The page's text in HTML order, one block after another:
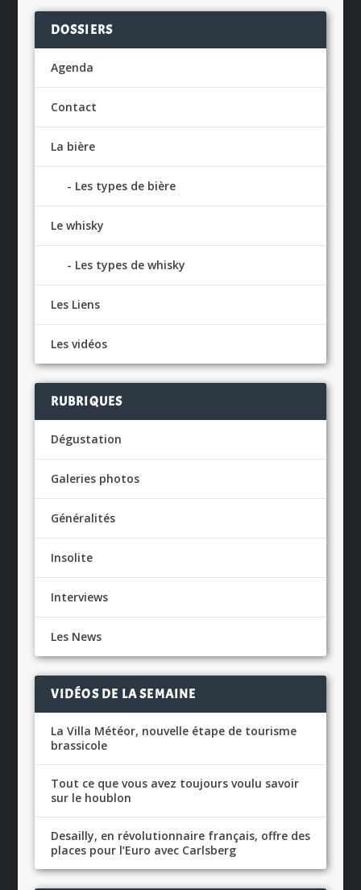
DOSSIERS
Agenda
Contact
La bière
Les types de bière
Le whisky
Les types de whisky
Les Liens
Les vidéos
RUBRIQUES
Dégustation
Galeries photos
Généralités
Insolite
Interviews
Les News
VIDÉOS DE LA SEMAINE
La Villa Météor, nouvelle étape de tourisme
brassicole
Tout ce que vous avez toujours voulu savoir
sur le houblon
Desailly, en révolutionnaire français, offre des
places pour l’Euro avec Carlsberg